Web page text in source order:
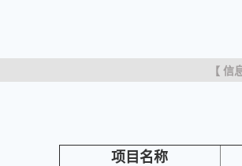
【 信
项目名称